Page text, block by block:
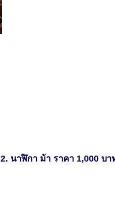
2. นาฬิกา ม้า ราคา 1,000 บา